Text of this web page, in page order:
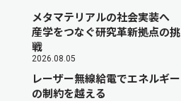
メタマテリアルの社会実装へ
産学をつなぐ研究革新拠点の挑
戦
2026.08.05
レーザー無線給電でエネルギー
の制約を越える